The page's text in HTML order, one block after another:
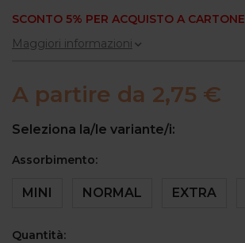
SCONTO 5% PER ACQUISTO A CARTONE
Maggiori informazioni
A partire da 2,75 €
Seleziona la/le variante/i:
Assorbimento:
MINI NORMAL EXTRA
Quantità: